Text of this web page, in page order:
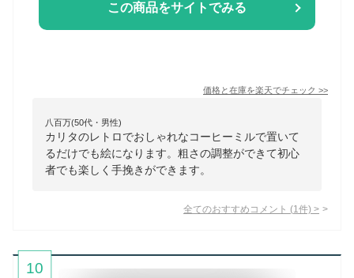
この商品をサイトでみる
価格と在庫を楽天でチェック >>
八百万(50代・男性)
カリタのレトロでおしゃれなコーヒーミルで置いて
るだけでも絵になります。粗さの調整ができて初心
者でも楽しく手挽きができます。
全てのおすすめコメント (1 件) >
10